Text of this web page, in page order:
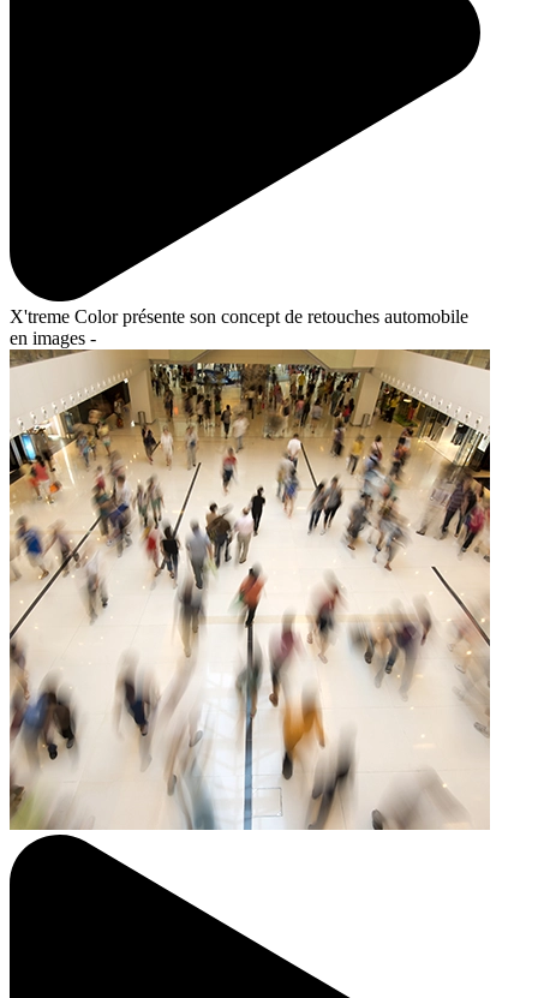
X'treme Color présente son concept de retouches automobile
en images -